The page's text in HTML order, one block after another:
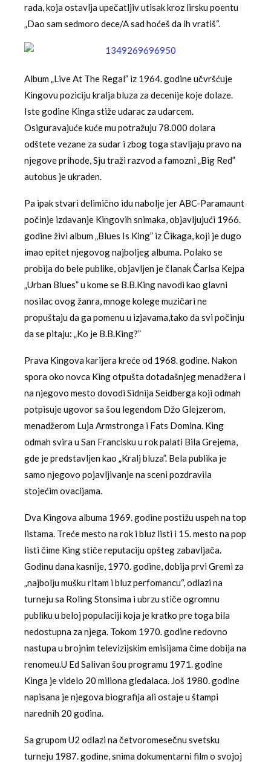
rada, koja ostavlja upečatljiv utisak kroz lirsku poentu
„Dao sam sedmoro dece/A sad hoćeš da ih vratiš“.
Album „Live At The Regal” iz 1964. godine učvršćuje
Kingovu poziciju kralja bluza za decenije koje dolaze.
Iste godine Kinga stiže udarac za udarcem.
Osiguravajuće kuće mu potražuju 78.000 dolara
odštete vezane za sudar i zbog toga stavljaju pravo na
njegove prihode, Sju traži razvod a famozni „Big Red”
autobus je ukraden.
Pa ipak stvari delimično idu nabolje jer ABC-Paramaunt
počinje izdavanje Kingovih snimaka, objavljujući 1966.
godine živi album „Blues Is King” iz Čikaga, koji je dugo
imao epitet njegovog najboljeg albuma. Polako se
probija do bele publike, objavljen je članak Čarlsa Kejpa
„Urban Blues” u kome se B.B.King navodi kao glavni
nosilac ovog žanra, mnoge kolege muzičari ne
propuštaju da ga pomenu u izjavama,tako da svi počinju
da se pitaju: „Ko je B.B.King?”
Prava Kingova karijera kreće od 1968. godine. Nakon
spora oko novca King otpušta dotadašnjeg menadžera i
na njegovo mesto dovodi Sidnija Seidberga koji odmah
potpisuje ugovor sa šou legendom Džo Glejzerom,
menadžerom Luja Armstronga i Fats Domina. King
odmah svira u San Francisku u rok palati Bila Grejema,
gde je predstavljen kao „Kralj bluza”. Bela publika je
samo njegovo pojavljivanje na sceni pozdravila
stojećim ovacijama.
Dva Kingova albuma 1969. godine postižu uspeh na top
listama. Treće mesto na rok i bluz listi i 15. mesto na pop
listi čime King stiče reputaciju opšteg zabavljača.
Godinu dana kasnije, 1970. godine, dobija prvi Gremi za
„najbolju mušku ritam i bluz perfomancu“, odlazi na
turneju sa Roling Stonsima i ubrzu stiče ogromnu
publiku u beloj populaciji koja je kratko pre toga bila
nedostupna za njega. Tokom 1970. godine redovno
nastupa u brojnim televizijskim emisijama čime dobija na
renomeu.U Ed Salivan šou programu 1971. godine
Kinga je videlo 20 miliona gledalaca. Još 1980. godine
napisana je njegova biografija ali ostaje u štampi
narednih 20 godina.
Sa grupom U2 odlazi na četvoromesečnu svetsku
turneju 1987. godine, snima dokumentarni film o svojoj